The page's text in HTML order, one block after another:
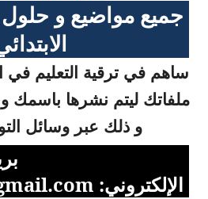
جميع مواضيع و حلول
ساهم في ترقية التعليم في
ملفاتك ليتم نشرها باسمك و
و ذلك عبر وسائل
الإلكتروني: